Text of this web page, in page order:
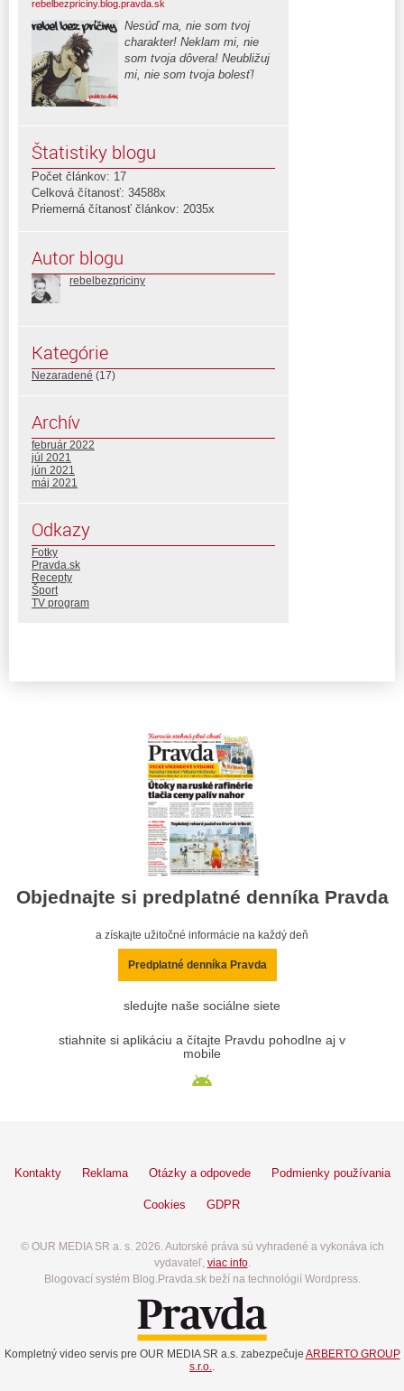
rebelbezpriciny.blog.pravda.sk
Nesúď ma, nie som tvoj
charakter! Neklam mi, nie
som tvoja dôvera! Neubližuj
mi, nie som tvoja bolesť!
Štatistiky blogu
Počet článkov: 17
Celková čítanosť: 34588x
Priemerná čítanosť článkov: 2035x
Autor blogu
rebelbezpriciny
Kategórie
Nezaradené (17)
Archív
február 2022
júl 2021
jún 2021
máj 2021
Odkazy
Fotky
Pravda.sk
Recepty
Šport
TV program
Objednajte si predplatné denníka Pravda
a získajte užitočné informácie na každý deň
Predplatné denníka Pravda
sledujte naše sociálne siete
stiahnite si aplikáciu a čítajte Pravdu pohodlne aj v
mobile
Kontakty Reklama Otázky a odpovede Podmienky používania
Cookies GDPR
© OUR MEDIA SR a. s. 2026. Autorské práva sú vyhradené a vykonáva ich
vydavateľ, viac info.
Blogovací systém Blog.Pravda.sk beží na technológií Wordpress.
Kompletný video servis pre OUR MEDIA SR a.s. zabezpečuje ARBERTO GROUP
s.r.o.